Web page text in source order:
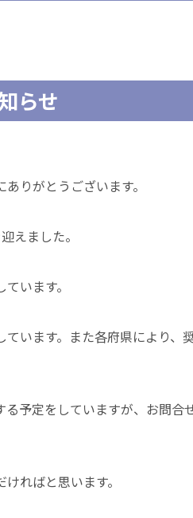
らせ
りがとうございます。
えました。
います。
います。また各府県により、
予定をしていますが、お問合
ればと思います。